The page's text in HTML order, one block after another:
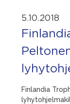
5.10.2018
Finlandia